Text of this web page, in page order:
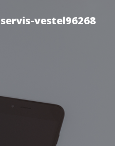
servis-vestel96268